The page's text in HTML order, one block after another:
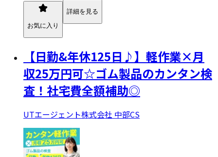
お気に入り
詳細を見る
【日勤&年休125日♪】軽作業×月
収25万円可☆ゴム製品のカンタン検
査！社宅費全額補助◎
UTエージェント株式会社 中部CS